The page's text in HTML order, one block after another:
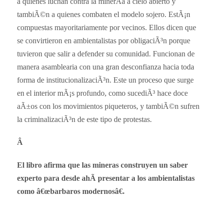
tambiÃ©n a quienes combaten el modelo sojero. EstÃ¡n
compuestas mayoritariamente por vecinos. Ellos dicen que
se convirtieron en ambientalistas por obligaciÃ³n porque
tuvieron que salir a defender su comunidad. Funcionan de
manera asamblearia con una gran desconfianza hacia toda
forma de institucionalizaciÃ³n. Este un proceso que surge
en el interior mÃ¡s profundo, como sucediÃ³ hace doce
aÃ±os con los movimientos piqueteros, y tambiÃ©n sufren
la criminalizaciÃ³n de este tipo de protestas.
Â
El libro afirma que las mineras construyen un saber
experto para desde ahÃ­ presentar a los ambientalistas
como â€œbarbaros modernosâ€.